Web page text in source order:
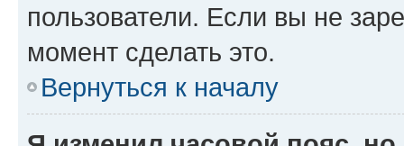
пользователи. Если вы не
момент сделать это.
Вернуться к началу